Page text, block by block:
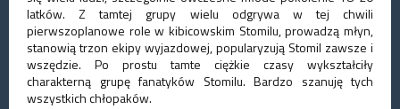
latków. Z tamtej grupy wielu odgrywa w tej chwili
pierwszoplanowe role w kibicowskim Stomilu, prowadzą młyn,
stanowią trzon ekipy wyjazdowej, popularyzują Stomil zawsze i
wszędzie. Po prostu tamte ciężkie czasy wykształciły
charakterną grupę fanatyków Stomilu. Bardzo szanuję tych
wszystkich chłopaków.